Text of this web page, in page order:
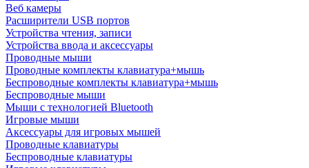
Веб камеры
Расширители USB портов
Устройства чтения, записи
Устройства ввода и аксессуары
Проводные мыши
Проводные комплекты клавиатура+мышь
Беспроводные комплекты клавиатура+мышь
Беспроводные мыши
Мыши с технологией Bluetooth
Игровые мыши
Аксессуары для игровых мышей
Проводные клавиатуры
Беспроводные клавиатуры